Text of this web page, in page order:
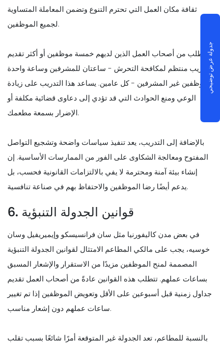
ثقافة مكان العمل التي تحترم التنوع وتضمن المعاملة المتساوية
لجميع الموظفين.
يُطلب من أصحاب العمل الذين لديهم خمسة موظفين أو أكثر تقديم
تدريب منتظم لمكافحة التحرش - ساعتان للمشرفين وساعة واحدة
للموظفين غير المشرفين - كل عامين. يساعد هذا التدريب على زيادة
الوعي ومنع الحوادث التي قد تؤدي إلى دعاوى قضائية مكلفة أو
الإضرار بسمعة مطعمك.
بالإضافة إلى التدريب، يعد تنفيذ سياسات واضحة وتشجيع التواصل
المفتوح ومعالجة الشكاوى على الفور من الممارسات الأساسية. إن
إنشاء بيئة آمنة ومحترمة لا يفي بالالتزامات القانونية فحسب، بل
يدعم أيضًا رضا الموظفين والاحتفاظ بهم في صناعة تنافسية.
6. قوانين الجدولة التنبؤية
في بعض مدن كاليفورنيا مثل سان فرانسيسكو وإيميريفيل وسان
خوسيه، يجب على مالكي المطاعم الامتثال لقوانين الجدولة التنبؤية
المصممة لمنح الموظفين مزيدًا من الاستقرار والإشعار المسبق
بساعات عملهم. تتطلب هذه القوانين عادةً من أصحاب العمل تقديم
جداول زمنية قبل أسبوعين على الأقل وتعويض الموظفين إذا تم تغيير
ساعات عملهم دون إشعار مناسب.
بالنسبة للمطاعم، تعد الجدولة غير المتوقعة أمرًا شائعًا بسبب تقلب
جدولة عرض توضيحي